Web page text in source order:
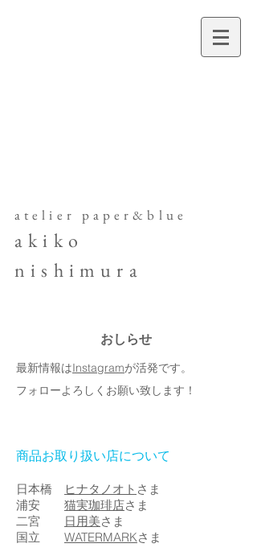
​atelier paper&blue
akiko
nishimura
おしらせ
最新情報はInstagramが活発です。
フォローよろしくお願い致します！
商品お取り扱い店について
日本橋 ヒナタノオト さま
浦安 猫実珈琲店さま
二宮
日用美さま
国立 WATERMARKさま